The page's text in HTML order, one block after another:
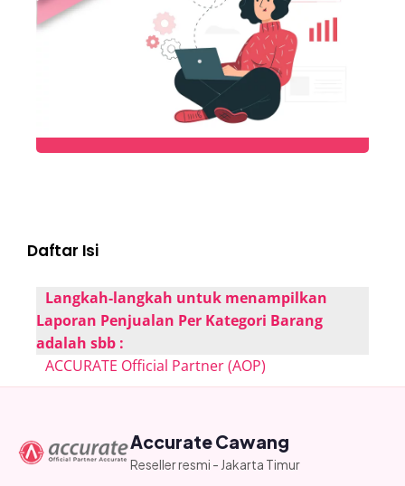
Daftar Isi
Langkah-langkah untuk menampilkan
Laporan Penjualan Per Kategori Barang
adalah sbb :
ACCURATE Official Partner (AOP)
Accurate Cawang
Reseller resmi - Jakarta Timur